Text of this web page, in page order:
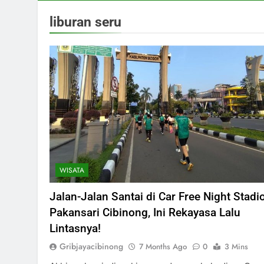
liburan seru
WISATA
Jalan-Jalan Santai di Car Free Night
Pakansari Cibinong, Ini Rekayasa Lalu
Lintasnya!
Gribjayacibinong 7 Months Ago 0
3 Mins